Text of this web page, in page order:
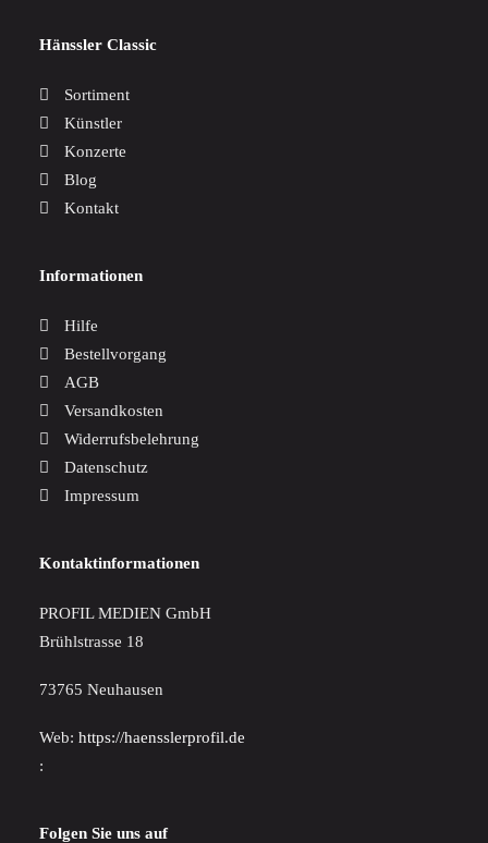
Hänssler Classic
Sortiment
Künstler
Konzerte
Blog
Kontakt
Informationen
Hilfe
Bestellvorgang
AGB
Versandkosten
Widerrufsbelehrung
Datenschutz
Impressum
Kontaktinformationen
PROFIL MEDIEN GmbH
Brühlstrasse 18
73765 Neuhausen
Web: https://haensslerprofil.de
:
Folgen Sie uns auf